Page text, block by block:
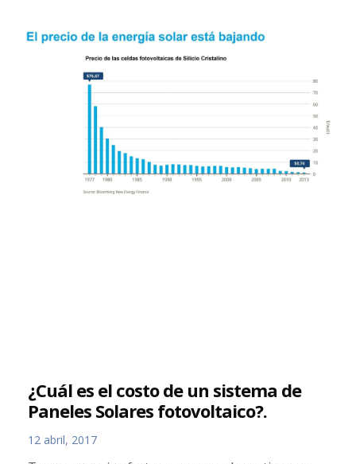
¿Cuál es el costo de un sistema de
Paneles Solares fotovoltaico?.
12 abril, 2017